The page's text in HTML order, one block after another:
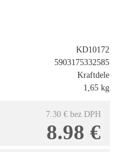
KD10172
5903175332585
Kraftdele
1,65 kg
7.30 € bez DPH
8.98 €